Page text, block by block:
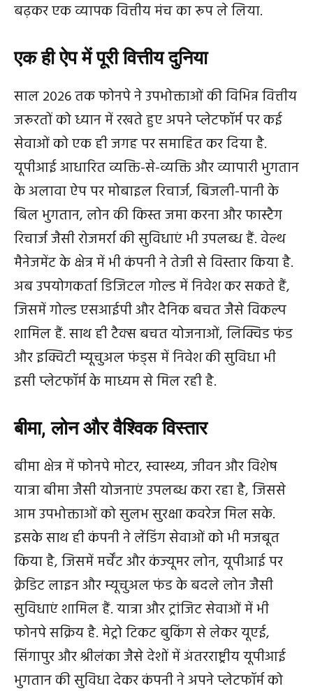
बढ़कर एक व्यापक वित्तीय मंच का रूप ले लिया.
एक ही ऐप में पूरी वित्तीय दुनिया
साल 2026 तक फोनपे ने उपभोक्ताओं की विभिन्न वित्तीय
जरूरतों को ध्यान में रखते हुए अपने प्लेटफॉर्म पर कई
सेवाओं को एक ही जगह पर समाहित कर दिया है.
यूपीआई आधारित व्यक्ति-से-व्यक्ति और व्यापारी भुगतान
के अलावा ऐप पर मोबाइल रिचार्ज, बिजली-पानी के
बिल भुगतान, लोन की किस्त जमा करना और फास्टैग
रिचार्ज जैसी रोजमर्रा की सुविधाएं भी उपलब्ध हैं. वेल्थ
मैनेजमेंट के क्षेत्र में भी कंपनी ने तेजी से विस्तार किया है.
अब उपयोगकर्ता डिजिटल गोल्ड में निवेश कर सकते हैं,
जिसमें गोल्ड एसआईपी और दैनिक बचत जैसे विकल्प
शामिल हैं. साथ ही टैक्स बचत योजनाओं, लिक्विड फंड
और इक्विटी म्यूचुअल फंड्स में निवेश की सुविधा भी
इसी प्लेटफॉर्म के माध्यम से मिल रही है.
बीमा, लोन और वैश्विक विस्तार
बीमा क्षेत्र में फोनपे मोटर, स्वास्थ्य, जीवन और विशेष
यात्रा बीमा जैसी योजनाएं उपलब्ध करा रहा है, जिससे
आम उपभोक्ताओं को सुलभ सुरक्षा कवरेज मिल सके.
इसके साथ ही कंपनी ने लेंडिंग सेवाओं को भी मजबूत
किया है, जिसमें मर्चेंट और कंज्यूमर लोन, यूपीआई पर
क्रेडिट लाइन और म्यूचुअल फंड के बदले लोन जैसी
सुविधाएं शामिल हैं. यात्रा और ट्रांजिट सेवाओं में भी
फोनपे सक्रिय है. मेट्रो टिकट बुकिंग से लेकर यूएई,
सिंगापुर और श्रीलंका जैसे देशों में अंतरराष्ट्रीय यूपीआई
भुगतान की सुविधा देकर कंपनी ने अपने प्लेटफॉर्म को